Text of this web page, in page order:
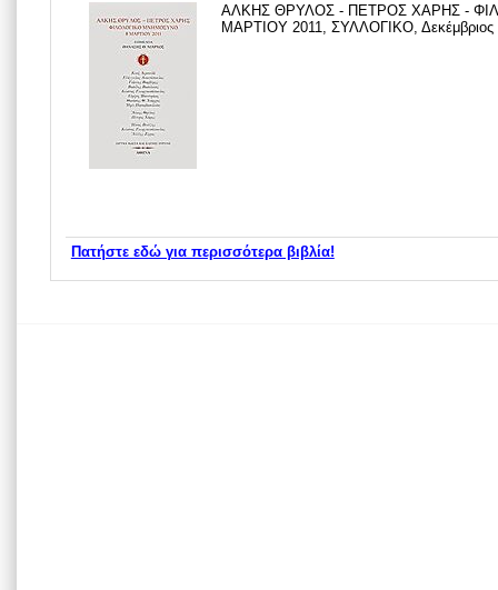
ΑΛΚΗΣ ΘΡΥΛΟΣ - ΠΕΤΡΟΣ ΧΑΡΗΣ -
ΜΑΡΤΙΟΥ 2011, ΣΥΛΛΟΓΙΚΟ, Δεκέμβριος
Πατήστε εδώ για περισσότερα βιβλία!